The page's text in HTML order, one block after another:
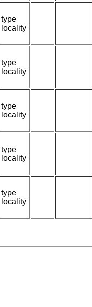
type
locality
type
locality
type
locality
type
locality
type
locality